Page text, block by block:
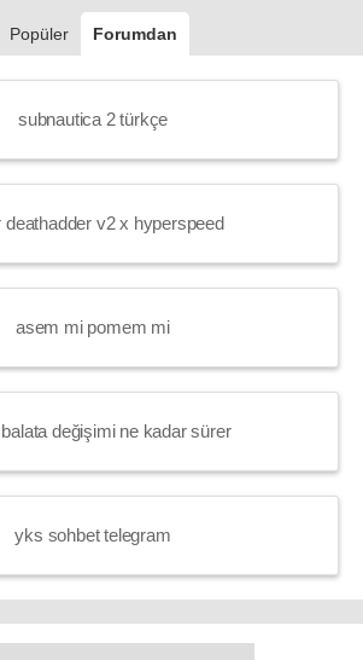
Popüler Forumdan
subnautica 2 türkçe
deathadder v2 x hyperspeed
asem mi pomem mi
balata değişimi ne kadar sürer
yks sohbet telegram